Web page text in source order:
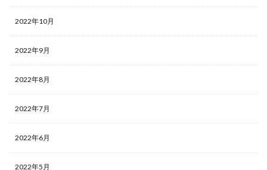
2022年10月
2022年9月
2022年8月
2022年7月
2022年6月
2022年5月